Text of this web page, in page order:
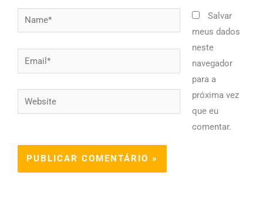
Name*
Email*
Website
Salvar
meus dados
neste
navegador
para a
próxima vez
que eu
comentar.